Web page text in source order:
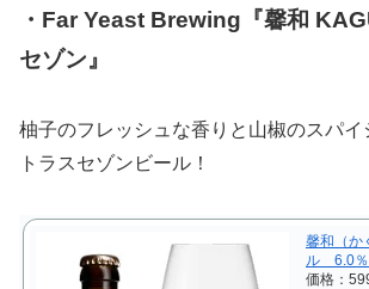
・Far Yeast Brewing『馨和
セゾン』
柚子のフレッシュな香りと山椒のスパイ
トラスセゾンビール！
馨和（か
ル 6.0
価格：